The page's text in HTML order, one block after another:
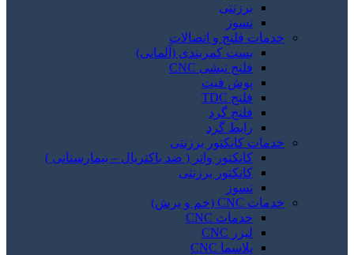
برزنتی
نسوز
خدمات فلنج و اتصالات
بست کمربندی (آلمانی)
فلنج نبشی CNC
پوش فیت
فلنج TDC
فلنج گرد
رابط گرد
خدمات کانکتور برزنتی
کانکتور واتر ( ضد باکتریال – بیمارستانی )
کانکتور برزنتی
نسوز
خدمات CNC (خم و برش)
خدمات CNC
لیزر CNC
پلاسما CNC